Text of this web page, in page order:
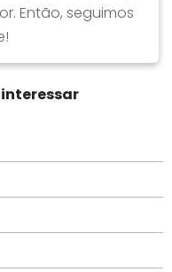
Então, seguimos